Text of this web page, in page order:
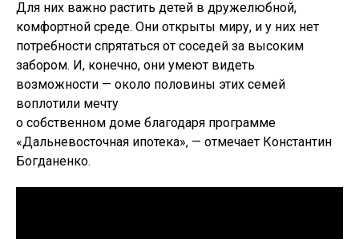
Для них важно растить детей в дружелюбной,
комфортной среде. Они открыты миру, и у них нет
потребности спрятаться от соседей за высоким
забором. И, конечно, они умеют видеть
возможности — около половины этих семей
воплотили мечту
о собственном доме благодаря программе
«Дальневосточная ипотека», — отмечает Константин
Богданенко.